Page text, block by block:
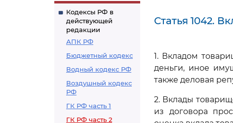
Кодексы РФ в
действующей
редакции
АПК РФ
Бюджетный кодекс
Водный кодекс РФ
Воздушный кодекс
РФ
ГК РФ часть 1
ГК РФ часть 2
Статья 1042.
1. Вкладом
деньги, иное
также деловая
2. Вклады
из договора